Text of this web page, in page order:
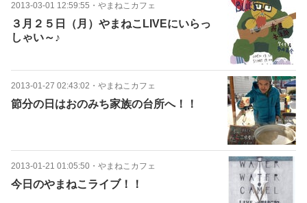
2013-03-01 12:59:55 ・ やまねこカフェ
３月２５日（月）やまねこLIVEにいらっ
しゃい～♪
2013-01-27 02:43:02 ・ やまねこカフェ
節分の日はおのみち家族の台所へ！！
2013-01-21 01:05:50 ・ やまねこカフェ
今日のやまねこライブ！！